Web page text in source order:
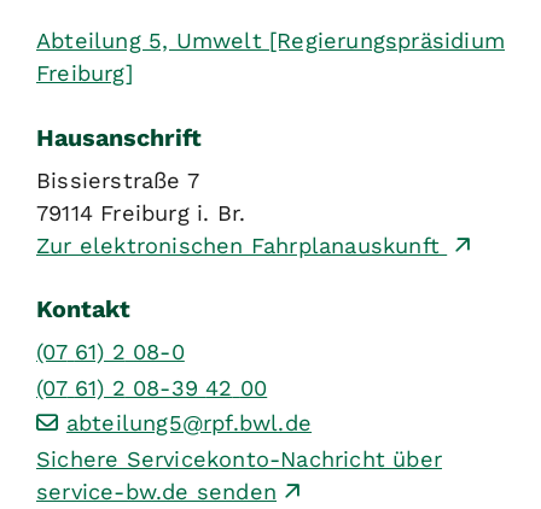
Abteilung 5, Umwelt [Regierungspräsidium
Freiburg]
Hausanschrift
Bissierstraße 7
79114 Freiburg i. Br.
Zur elektronischen Fahrplanauskunft
Kontakt
(07 61) 2 08-0
(07 61) 2 08-39 42 00
abteilung5@rpf.bwl.de
Sichere Servicekonto-Nachricht über
service-bw.de senden